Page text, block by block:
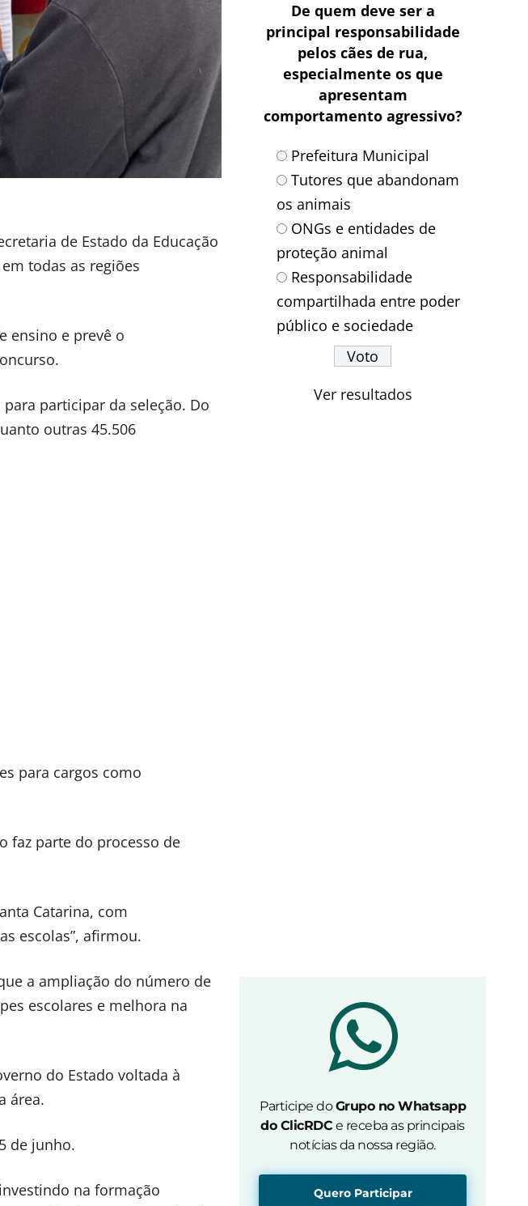
de Estado da Educação
todas as regiões
ensino e prevê o
participar da seleção. Do
outras 45.506
para cargos como
faz parte do processo de
Catarina, com
escolas”, afirmou.
a ampliação do número de
escolares e melhora na
do Estado voltada à
área.
de junho.
na formação
De quem deve ser a
principal responsabilidade
pelos cães de rua,
especialmente os que
apresentam
comportamento agressivo?
Prefeitura Municipal
Tutores que abandonam
os animais
ONGs e entidades de
proteção animal
Responsabilidade
compartilhada entre poder
público e sociedade
Ver resultados
Participe doGrupo no Whatsapp
do ClicRDC e receba as principais
notícias da nossa região.
Quero Participar